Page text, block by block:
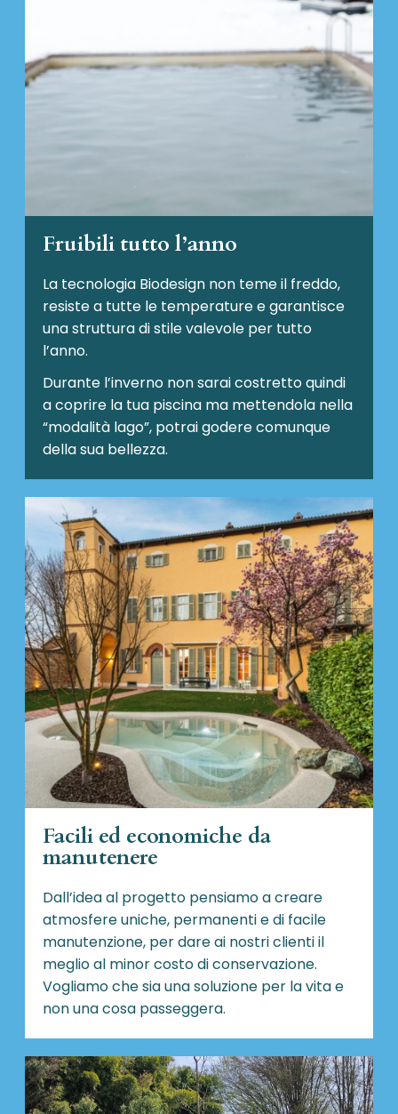
Fruibili tutto l’anno
La tecnologia Biodesign non teme il freddo,
resiste a tutte le temperature e garantisce
una struttura di stile valevole per tutto
l’anno.
Durante l’inverno non sarai costretto quindi
a coprire la tua piscina ma mettendola nella
“modalità lago”, potrai godere comunque
della sua bellezza.
Facili ed economiche da
manutenere
Dall’idea al progetto pensiamo a creare
atmosfere uniche, permanenti e di facile
manutenzione, per dare ai nostri clienti il
meglio al minor costo di conservazione.
Vogliamo che sia una soluzione per la vita e
non una cosa passeggera.